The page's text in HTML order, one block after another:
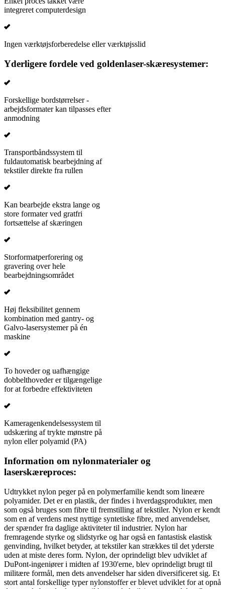
integreret computerdesign
Ingen værktøjsforberedelse eller værktøjsslid
Yderligere fordele ved goldenlaser-skæresystemer:
Forskellige bordstørrelser -
arbejdsformater kan tilpasses efter
anmodning
Transportbåndssystem til
fuldautomatisk bearbejdning af
tekstiler direkte fra rullen
Kan bearbejde ekstra lange og
store formater ved gratfri
fortsættelse af skæringen
Storformatperforering og
gravering over hele
bearbejdningsområdet
Høj fleksibilitet gennem
kombination med gantry- og
Galvo-lasersystemer på én
maskine
To hoveder og uafhængige
dobbelthoveder er tilgængelige
for at forbedre effektiviteten
Kameragenkendelsessystem til
udskæring af trykte mønstre på
nylon eller polyamid (PA)
Information om nylonmaterialer og
laserskæreproces:
Udtrykket nylon peger på en polymerfamilie kendt som lineære
polyamider. Det er en plastik, der findes i hverdagsprodukter, men
som også bruges som fibre til fremstilling af tekstiler. Nylon er kendt
som en af ​​verdens mest nyttige syntetiske fibre, med anvendelser,
der spænder fra daglige aktiviteter til industrier. Nylon har
fremragende styrke og slidstyrke og har også en fantastisk elastisk
genvinding, hvilket betyder, at tekstiler kan strækkes til det yderste
uden at miste deres form. Nylon, der oprindeligt blev udviklet af
DuPont-ingeniører i midten af ​​1930'erne, blev oprindeligt brugt til
militære formål, men dets anvendelser har siden diversificeret sig. Et
stort antal forskellige typer nylonstoffer er blevet udviklet for at opnå